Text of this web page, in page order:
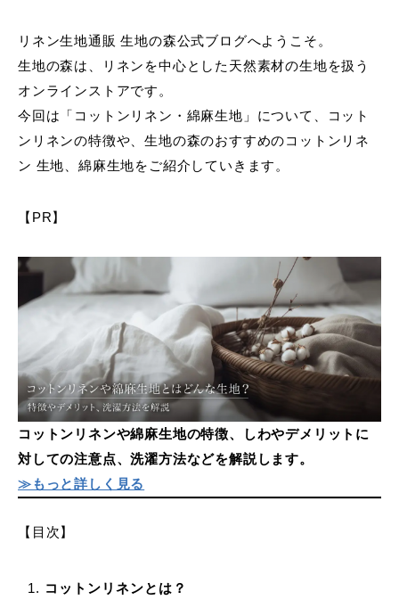
リネン生地通販 生地の森公式ブログへようこそ。
生地の森は、リネンを中心とした天然素材の生地を扱う
オンラインストアです。
今回は「コットンリネン・綿麻生地」について、コット
ンリネンの特徴や、生地の森のおすすめのコットンリネ
ン 生地、綿麻生地をご紹介していきます。
【PR】
コットンリネンや綿麻生地の特徴、しわやデメリットに
対しての注意点、洗濯方法などを解説します。
≫もっと詳しく見る
【目次】
コットンリネンとは？